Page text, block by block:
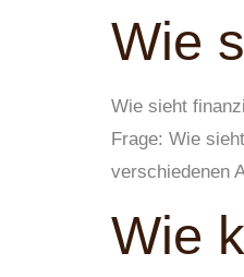
Wie
Wie sieht
Frage: Wie
verschiedenen
Wie